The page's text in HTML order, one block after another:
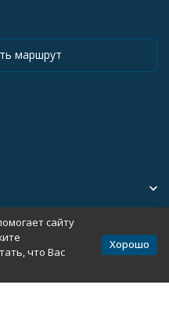
маршрут
сайту
что Вас
Хорошо